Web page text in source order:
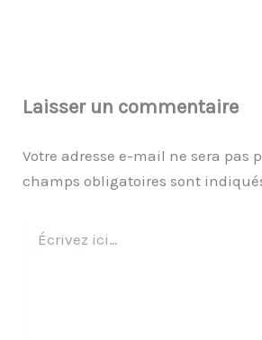
Laisser un commentaire
Votre adresse e-mail ne sera pas
champs obligatoires sont
ici…